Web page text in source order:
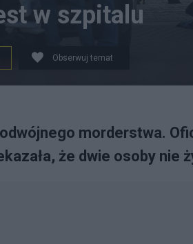
w szpitalu
Obserwuj temat
morderstwa.
że dwie osoby nie